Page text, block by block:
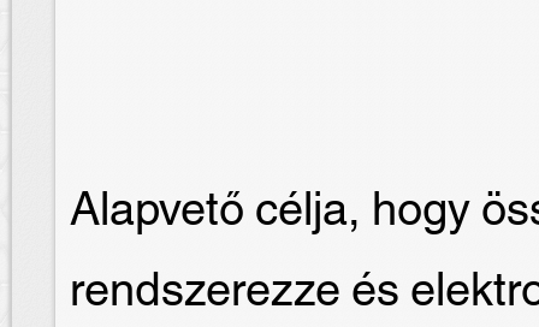
Alapvető célja, hogy
rendszerezze és